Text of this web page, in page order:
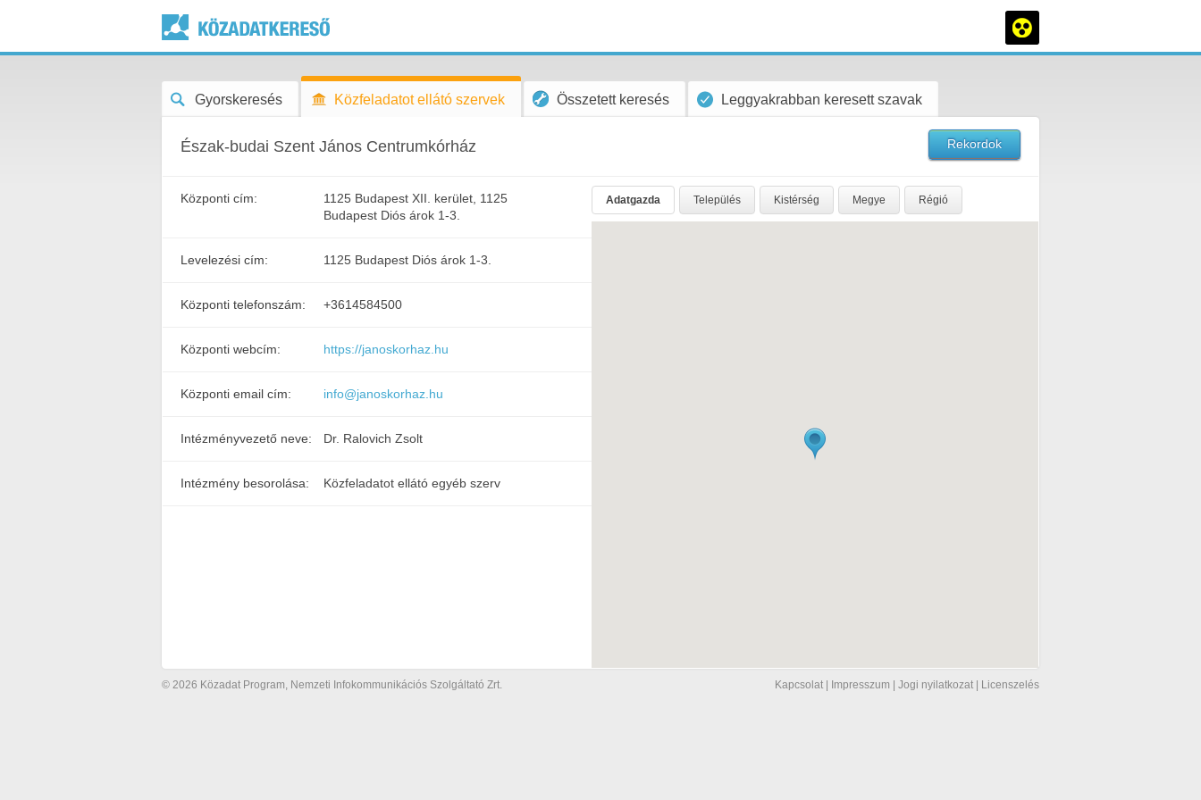
Gyorskeresés Közfeladatot ellátó szervek Összetett keresés Leggyakrabban keresett szavak
Észak-budai Szent János Centrumkórház Rekordok
Központi cím:
1125 Budapest XII. kerület, 1125
Budapest Diós árok 1-3.
Levelezési cím: 1125 Budapest Diós árok 1-3.
Központi telefonszám: +3614584500
Központi webcím: https://janoskorhaz.hu
Központi email cím: info@janoskorhaz.hu
Intézményvezető neve: Dr. Ralovich Zsolt
Intézmény besorolása: Közfeladatot ellátó egyéb szerv
Adatgazda Település Kistérség Megye Régió
© 2026 Közadat Program, Nemzeti Infokommunikációs Szolgáltató Zrt. Kapcsolat Impresszum Jogi nyilatkozat Licenszelés